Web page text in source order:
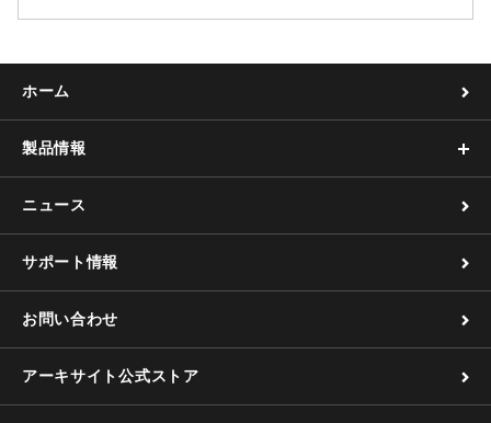
ホーム
製品情報
ニュース
サポート情報
お問い合わせ
アーキサイト公式ストア